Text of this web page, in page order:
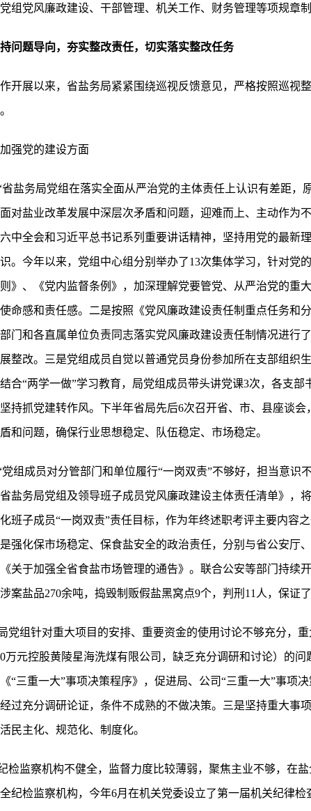
组党风廉政建设、干部管理、机关工作、财务管理等项规章
问题导向，夯实整改责任，切实落实整改任务
开展以来，省盐务局紧紧围绕巡视反馈意见，严格按照巡视
加强党的建设方面
省盐务局党组在落实全面从严治党的主体责任上认识有差距
对盐业改革发展中深层次矛盾和问题，迎难而上、主动作为
中全会和习近平总书记系列重要讲话精神，坚持用党的最新
。今年以来，党组中心组分别举办了13次集体学习，针对党
》、《党内监督条例》，加深理解党要管党、从严治党的重
命感和责任感。二是按照《党风廉政建设责任制重点任务和
门和各直属单位负责同志落实党风廉政建设责任制情况进行
整改。三是党组成员自觉以普通党员身份参加所在支部组织
合“两学一做”学习教育，局党组成员带头讲党课3次，各支
持抓党建转作风。下半年省局先后6次召开省、市、县座谈
和问题，确保行业思想稳定、队伍稳定、市场稳定。
党组成员对分管部门和单位履行“一岗双责”不够好，担当意
盐务局党组及领导班子成员党风廉政建设主体责任清单》，
班子成员“一岗双责”责任目标，作为年终述职考评主要内容
强化保市场稳定、保食盐安全的政治责任，分别与省公安厅
关于加强全省食盐市场管理的通告》。联合公安等部门持续
案盐品270余吨，捣毁制贩假盐黑窝点9个，判刑11人，保证
党组针对重大项目的安排、重要资金的使用讨论不够充分，
万元控股黄陵星海洗煤有限公司，缺乏充分调研和讨论）的
“三重一大”事项决策程序》，促进局、公司“三重一大”事项
过充分调研论证，条件不成熟的不做决策。三是坚持重大事
民主化、规范化、制度化。
检监察机构不健全，监督力度比较薄弱，聚焦主业不够，在
纪检监察机构，今年6月在机关党委设立了第一届机关纪律